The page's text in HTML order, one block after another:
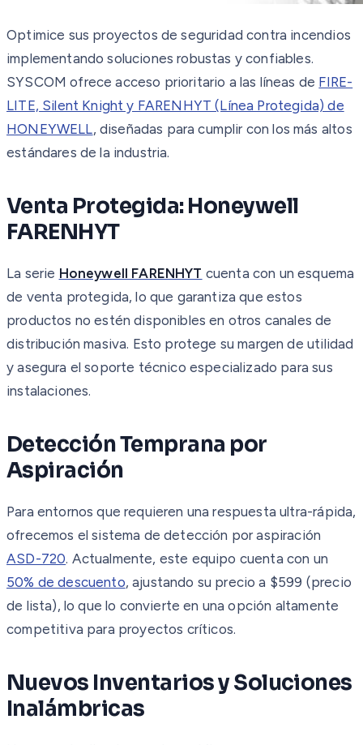
Optimice sus proyectos de seguridad contra incendios
implementando soluciones robustas y confiables.
SYSCOM ofrece acceso prioritario a las líneas de FIRE-
LITE, Silent Knight y FARENHYT (Línea Protegida) de
HONEYWELL, diseñadas para cumplir con los más altos
estándares de la industria.
Venta Protegida: Honeywell
FARENHYT
La serie Honeywell FARENHYT cuenta con un esquema
de venta protegida, lo que garantiza que estos
productos no estén disponibles en otros canales de
distribución masiva. Esto protege su margen de utilidad
y asegura el soporte técnico especializado para sus
instalaciones.
Detección Temprana por
Aspiración
Para entornos que requieren una respuesta ultra-rápida,
ofrecemos el sistema de detección por aspiración
ASD-720. Actualmente, este equipo cuenta con un
50% de descuento, ajustando su precio a $599 (precio
de lista), lo que lo convierte en una opción altamente
competitiva para proyectos críticos.
Nuevos Inventarios y Soluciones
Inalámbricas